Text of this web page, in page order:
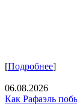
[Подробнее]
06.08.2026
Как Рафаэль